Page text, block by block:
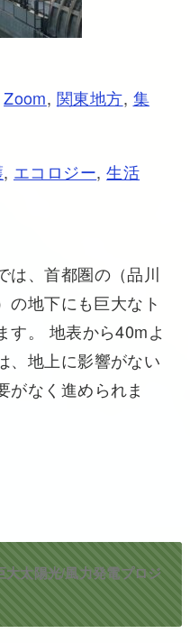
Zoom, 関東地方, 集
, エコロジー,生活
は、首都圏の（品川
の地下にも巨大なト
す。 地表から40mよ
、地上に影響がない
がなく進められま
太陽光/風力発電プロジ